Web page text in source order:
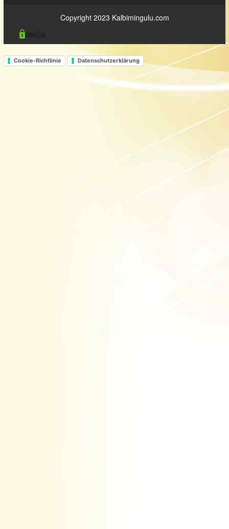
Copyright 2023 Kalbimingulu.com
Cookie-Richtlinie Datenschutzerklärung